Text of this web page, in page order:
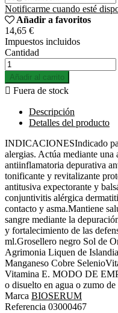
Notificarme cuando esté
Añadir a favoritos
14,65 €
Impuestos incluidos
Cantidad
Añadir al carrito
 Fuera de stock
Descripción
Detalles del producto
INDICACIONESIndicado
alergias. Actúa mediante
antiinflamatoria depurativa
tonificante y revitalizante
antitusiva expectorante y
conjuntivitis alérgica
contacto y asma.Mantiene
sangre mediante la
y fortalecimiento de las
ml.Grosellero negro Sol de
Agrimonia Liquen de
Manganeso Cobre
Vitamina E. MODO DE
o disuelto en agua o zumo de
Marca BIOSERUM
Referencia 03000467